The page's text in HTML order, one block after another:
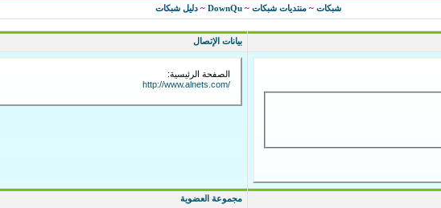
شبكات ~منتديات شبكات ~
DownQu
~دليل شبكات
بيانات الإتصال
الصفحة الرئيسية:
http://www.alnets.com/
مجموعة العضوية